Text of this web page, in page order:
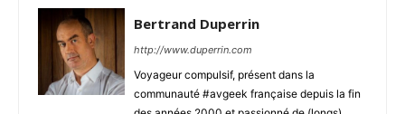
Bertrand Duperrin
http://www.duperrin.com
Voyageur compulsif, présent dans la
communauté #avgeek française depuis la fin